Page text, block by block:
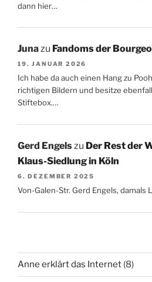
dann hier…
Junazu Fandoms der
19. JANUAR 2026
Ich habe da auch einen Hang zu
richtigen Bildern und besitze
Stiftebox.…
Gerd Engels zu Der Rest der
Klaus-Siedlung in Köln
6. DEZEMBER 2025
Von-Galen-Str. Gerd Engels, damals
Anne erklärt das Internet (8)